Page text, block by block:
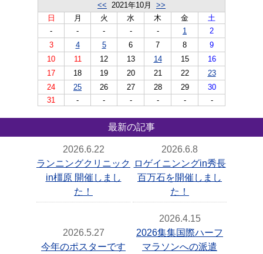
<< 2021年10月 >>
日
月 火 水 木 金
土
-
- - - - 1
2
3
4 5 6 7 8
9
10
11 12 13 14 15
16
17
18 19 20 21 22
23
24
25 26 27 28 29
30
31
- - - - - -
最新の記事
2026.6.22
ランニングクリニック
in橿原 開催しまし
た！
2026.6.8
ロゲイニンングin秀長
百万石を開催しまし
た！
2026.5.27
今年のポスターです
2026.4.15
2026集集国際ハーフ
マラソンへの派遣